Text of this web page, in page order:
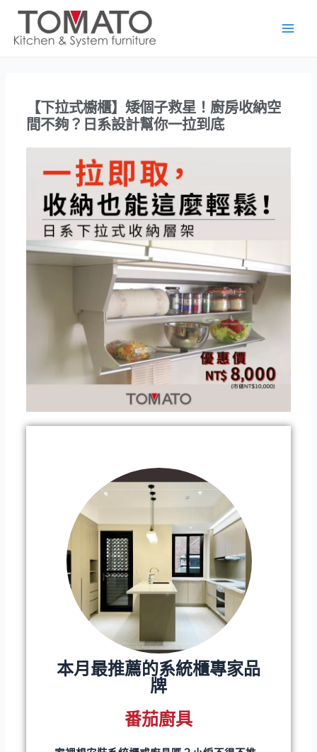
【下拉式櫥櫃】矮個子救星！廚房收納空
間不夠？日系設計幫你一拉到底
本月最推薦的系統櫃專家品
牌
番茄廚具